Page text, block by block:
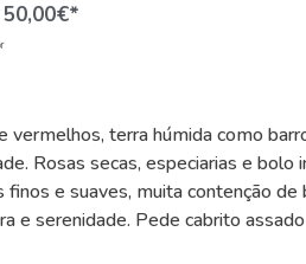
50,00€*
vermelhos, terra húmida como
Rosas secas, especiarias e bolo
finos e suaves, muita contenção
e serenidade. Pede cabrito